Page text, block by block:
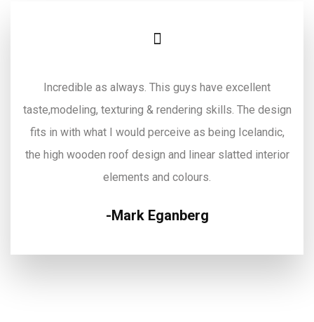
Incredible as always. This guys have excellent
taste,modeling, texturing & rendering skills. The design
fits in with what I would perceive as being Icelandic,
the high wooden roof design and linear slatted interior
elements and colours.
Mark Eganberg